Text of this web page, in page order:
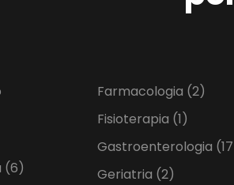
(6)
Farmacologia (2)
Fisioterapia (1)
Gastroenterologia
Geriatria (2)